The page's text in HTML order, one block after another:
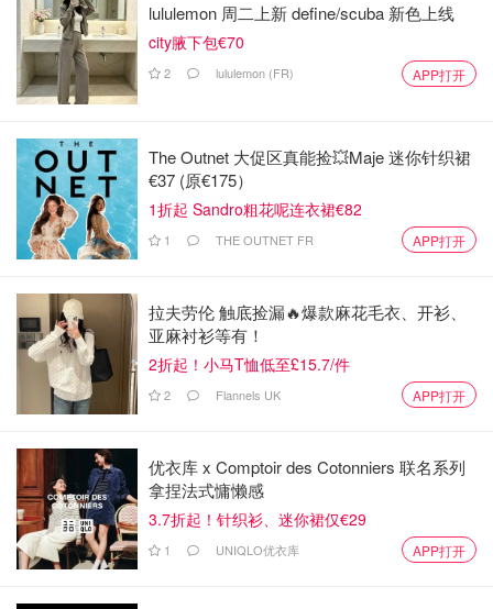
lululemon 周二上新 define/scuba 新色上线
city腋下包€70
2 lululemon (FR) APP打开
The Outnet 大促区真能捡💥Maje 迷你针织裙
€37 (原€175）
1折起 Sandro粗花呢连衣裙€82
1 THE OUTNET FR APP打开
拉夫劳伦 触底捡漏🔥爆款麻花毛衣、开衫、
亚麻衬衫等有！
2折起！小马T恤低至£15.7/件
2 Flannels UK APP打开
优衣库 x Comptoir des Cotonniers 联名系列
拿捏法式慵懒感
3.7折起！针织衫、迷你裙仅€29
1 UNIQLO优衣库 APP打开